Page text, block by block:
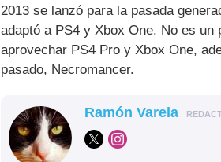
2013 se lanzó para la pasada
adaptó a PS4 y Xbox One. No es
aprovechar PS4 Pro y Xbox One,
pasado, Necromancer.
Ramón Varela